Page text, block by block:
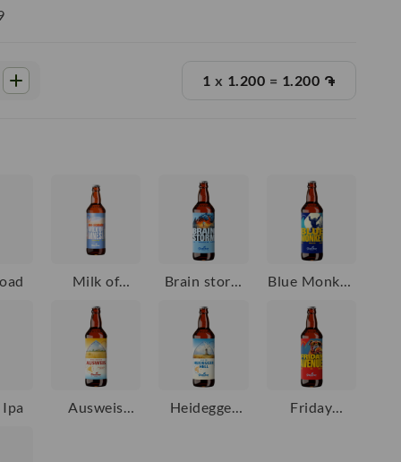
1 x 1.200 = 1.200 ֏
Milk of
Brain storm
Blue Monkey
Ausweis
Heidegger
Friday